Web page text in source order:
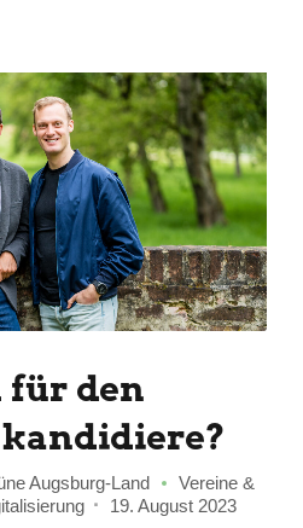
für den
Augsburg-Land
Vereine &
19. August 2023